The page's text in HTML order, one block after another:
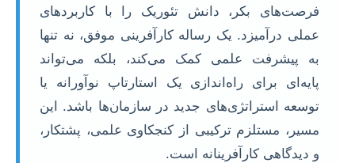
فرصت‌های بکر، دانش تئوریک را با کاربردهای
عملی درآمیزد. یک رساله کارآفرینی موفق، نه تنها
به پیشرفت علمی کمک می‌کند، بلکه می‌تواند
پایه‌ای برای راه‌اندازی یک استارتاپ نوآورانه یا
توسعه استراتژی‌های جدید در سازمان‌ها باشد. این
مسیر، مستلزم ترکیبی از کنجکاوی علمی، پشتکار،
و دیدگاهی کارآفرینانه است.